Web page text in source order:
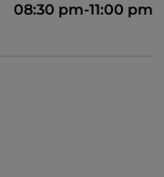
08:30 pm-11:00 pm